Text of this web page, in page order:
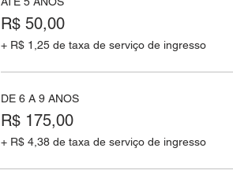
R$ 50,00
+ R$ 1,25 de taxa de serviço de ingresso
DE 6 A 9 ANOS
R$ 175,00
+ R$ 4,38 de taxa de serviço de ingresso